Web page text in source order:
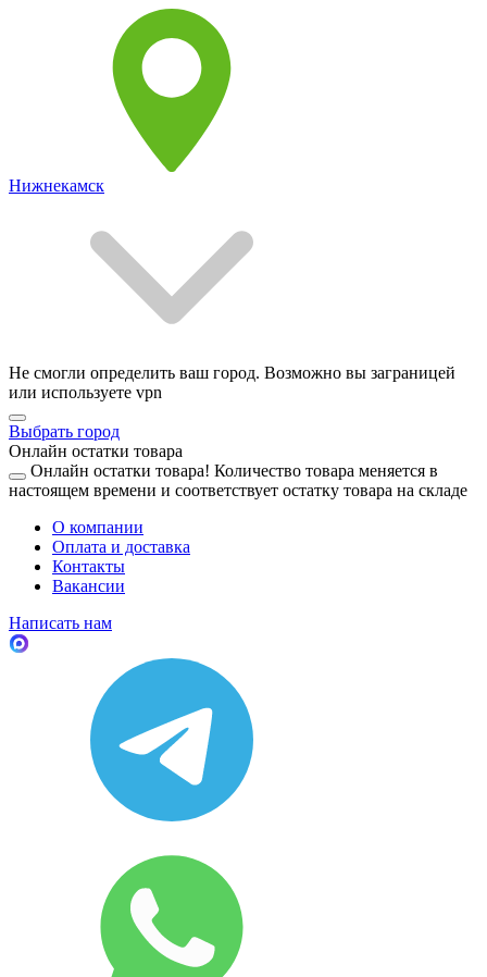
Нижнекамск
Не смогли определить ваш город. Возможно вы заграницей
или используете vpn
Выбрать город
Онлайн остатки товара
Онлайн остатки товара! Количество товара меняется в
настоящем времени и соответствует остатку товара на складе
О компании
Оплата и доставка
Контакты
Вакансии
Написать нам